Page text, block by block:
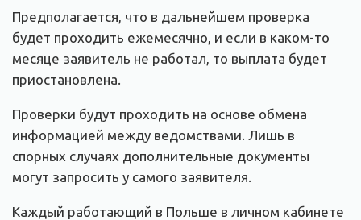
Предполагается, что в дальнейшем проверка
будет проходить ежемесячно, и если в каком-то
месяце заявитель не работал, то выплата будет
приостановлена.
Проверки будут проходить на основе обмена
информацией между ведомствами. Лишь в
спорных случаях дополнительные документы
могут запросить у самого заявителя.
Каждый работающий в Польше в личном кабинете